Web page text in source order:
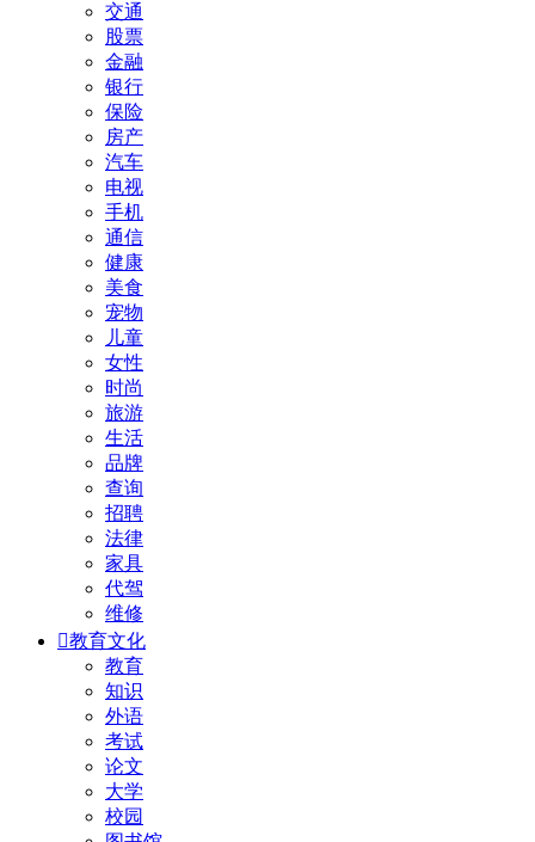
交通
股票
金融
银行
保险
房产
汽车
电视
手机
通信
健康
美食
宠物
儿童
女性
时尚
旅游
生活
品牌
查询
招聘
法律
家具
代驾
维修
教育文化
教育
知识
外语
考试
论文
大学
校园